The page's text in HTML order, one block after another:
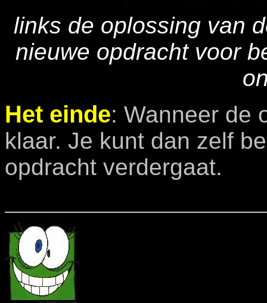
links de oplossing van
nieuwe opdracht voor
Het einde: Wanneer de
klaar. Je kunt dan zelf
opdracht verdergaat.